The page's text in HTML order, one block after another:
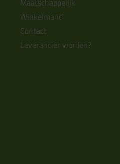
Winkelmand
Contact
Leverancier worden?